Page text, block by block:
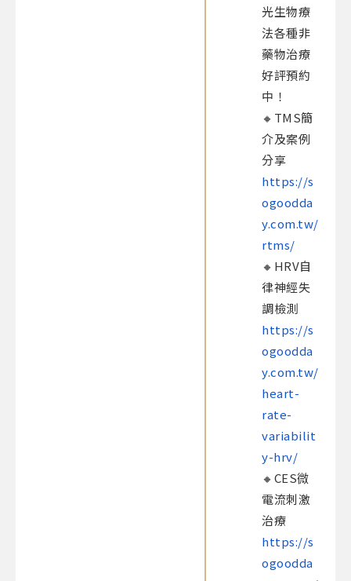
光生物療
法各種非
藥物治療
好評預約
中！​
🔸TMS簡
介及案例
分享
https://s
ogoodda
y.com.tw/
rtms/
🔸HRV自
律神經失
調檢測
https://s
ogoodda
y.com.tw/
heart-
rate-
variabilit
y-hrv/
🔸CES微
電流刺激
治療
https://s
ogoodda